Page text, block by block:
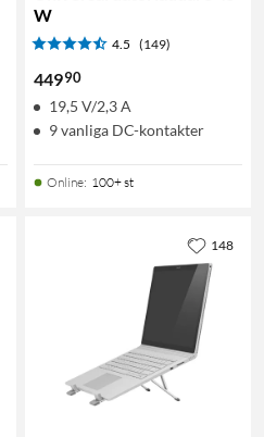
W
4.5 (149)
44990
19,5 V/2,3 A
9 vanliga DC-kontakter
Online: 100+ st
148